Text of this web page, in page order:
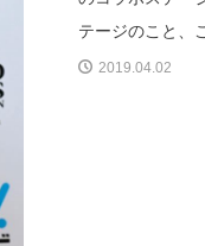
テージのこと、
2019.04.02